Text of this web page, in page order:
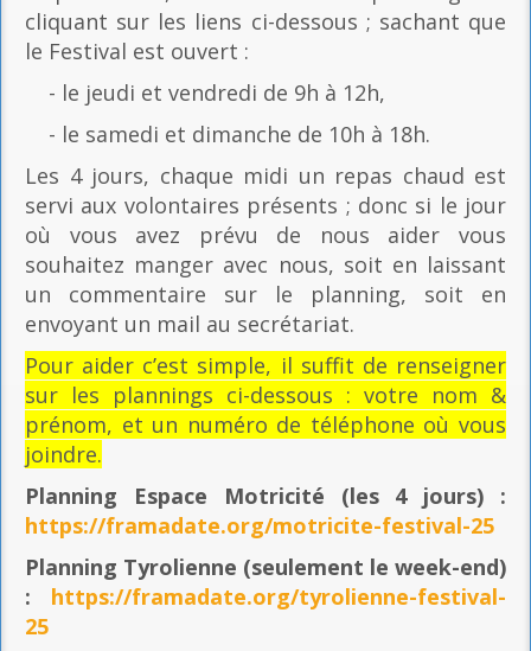
cliquant sur les liens ci-dessous ; sachant que
le Festival est ouvert :
- le jeudi et vendredi de 9h à 12h,
- le samedi et dimanche de 10h à 18h.
Les 4 jours, chaque midi un repas chaud est
servi aux volontaires présents ; donc si le jour
où vous avez prévu de nous aider vous
souhaitez manger avec nous, soit en laissant
un commentaire sur le planning, soit en
envoyant un mail au secrétariat.
Pour aider c’est simple, il suffit de renseigner
sur les plannings ci-dessous : votre nom &
prénom, et un numéro de téléphone où vous
joindre.
Planning Espace Motricité (les 4 jours) :
https://framadate.org/motricite-festival-25
Planning Tyrolienne (seulement le week-end)
: https://framadate.org/tyrolienne-festival-
25